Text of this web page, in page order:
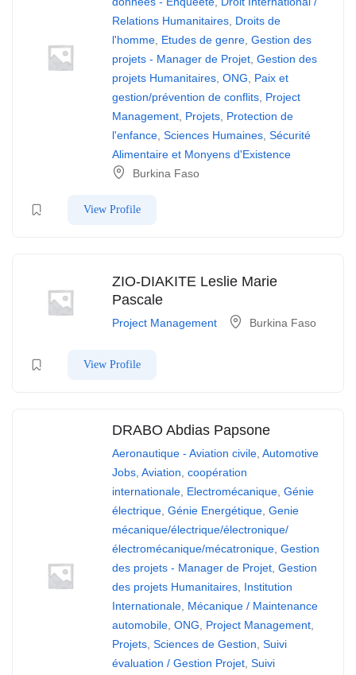
Relations Humanitaires, Droits de
l'homme, Etudes de genre, Gestion des
projets - Manager de Projet, Gestion des
projets Humanitaires, ONG, Paix et
gestion/prévention de conflits, Project
Management, Projets, Protection de
l'enfance, Sciences Humaines, Sécurité
Alimentaire et Monyens d'Existence
Burkina Faso
View Profile
ZIO-DIAKITE Leslie Marie
Pascale
Project Management Burkina Faso
View Profile
DRABO Abdias Papsone
Aeronautique - Aviation civile, Automotive
Jobs, Aviation, coopération
internationale, Electromécanique, Génie
électrique, Génie Energétique, Genie
mécanique/électrique/électronique/
électromécanique/mécatronique, Gestion
des projets - Manager de Projet, Gestion
des projets Humanitaires, Institution
Internationale, Mécanique / Maintenance
automobile, ONG, Project Management,
Projets, Sciences de Gestion, Suivi
évaluation / Gestion Projet, Suivi